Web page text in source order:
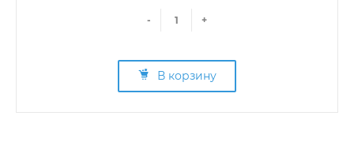
- +
В корзину